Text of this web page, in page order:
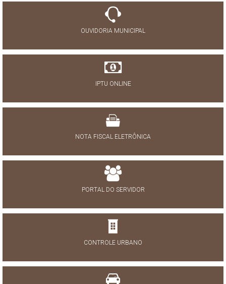
OUVIDORIA MUNICIPAL
IPTU ONLINE
NOTA FISCAL ELETRÔNICA
PORTAL DO SERVIDOR
CONTROLE URBANO